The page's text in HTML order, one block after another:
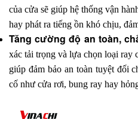
của cửa sẽ giúp hệ thống vận
hay phát ra tiếng ồn khó chịu,
Tăng cường độ an toàn,
xác tải trọng và lựa chọn loại ray
giúp đảm bảo an toàn tuyệt đối
cố như cửa rơi, bung ray hay